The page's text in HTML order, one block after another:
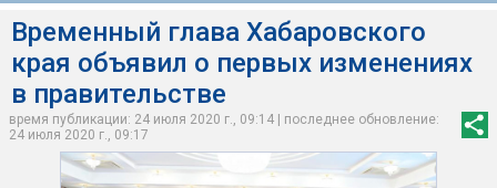
Временный глава Хабаровского
края объявил о первых изменениях
в правительстве
время публикации: 24 июля 2020 г., 09:14 | последнее обновление:
24 июля 2020 г., 09:17